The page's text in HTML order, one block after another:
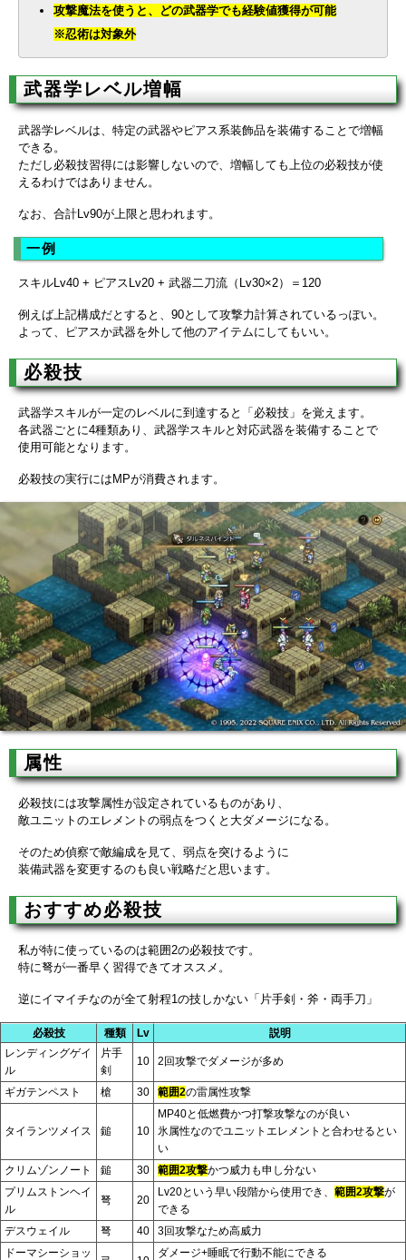
攻撃魔法を使うと、どの武器学でも経験値獲得が可能
※忍術は対象外
武器学レベル増幅
武器学レベルは、特定の武器やピアス系装飾品を装備することで増幅
できる。
ただし必殺技習得には影響しないので、増幅しても上位の必殺技が使
えるわけではありません。
なお、合計Lv90が上限と思われます。
一例
スキルLv40 + ピアスLv20 + 武器二刀流（Lv30×2）＝120
例えば上記構成だとすると、90として攻撃力計算されているっぽい。
よって、ピアスか武器を外して他のアイテムにしてもいい。
必殺技
武器学スキルが一定のレベルに到達すると「必殺技」を覚えます。
各武器ごとに4種類あり、武器学スキルと対応武器を装備することで
使用可能となります。
必殺技の実行にはMPが消費されます。
属性
必殺技には攻撃属性が設定されているものがあり、
敵ユニットのエレメントの弱点をつくと大ダメージになる。
そのため偵察で敵編成を見て、弱点を突けるように
装備武器を変更するのも良い戦略だと思います。
おすすめ必殺技
私が特に使っているのは範囲2の必殺技です。
特に弩が一番早く習得できてオススメ。
逆にイマイチなのが全て射程1の技しかない「片手剣・斧・両手刀」
必殺技 種類 Lv
説明
レンディングゲイ
ル
片手
剣
10 2回攻撃でダメージが多め
ギガテンペスト 槍 30 範囲2の雷属性攻撃
タイランツメイス 鎚 10
MP40と低燃費かつ打撃攻撃なのが良い
氷属性なのでユニットエレメントと合わせるとい
い
クリムゾンノート
鎚 30 範囲2攻撃かつ威力も申し分ない
プリムストンヘイ
ル
弩 20
Lv20という早い段階から使用でき、 範囲2攻撃が
できる
デスウェイル
弩 40
3回攻撃なため高威力
ドーマシーショッ
ダメージ+睡眠で行動不能にできる